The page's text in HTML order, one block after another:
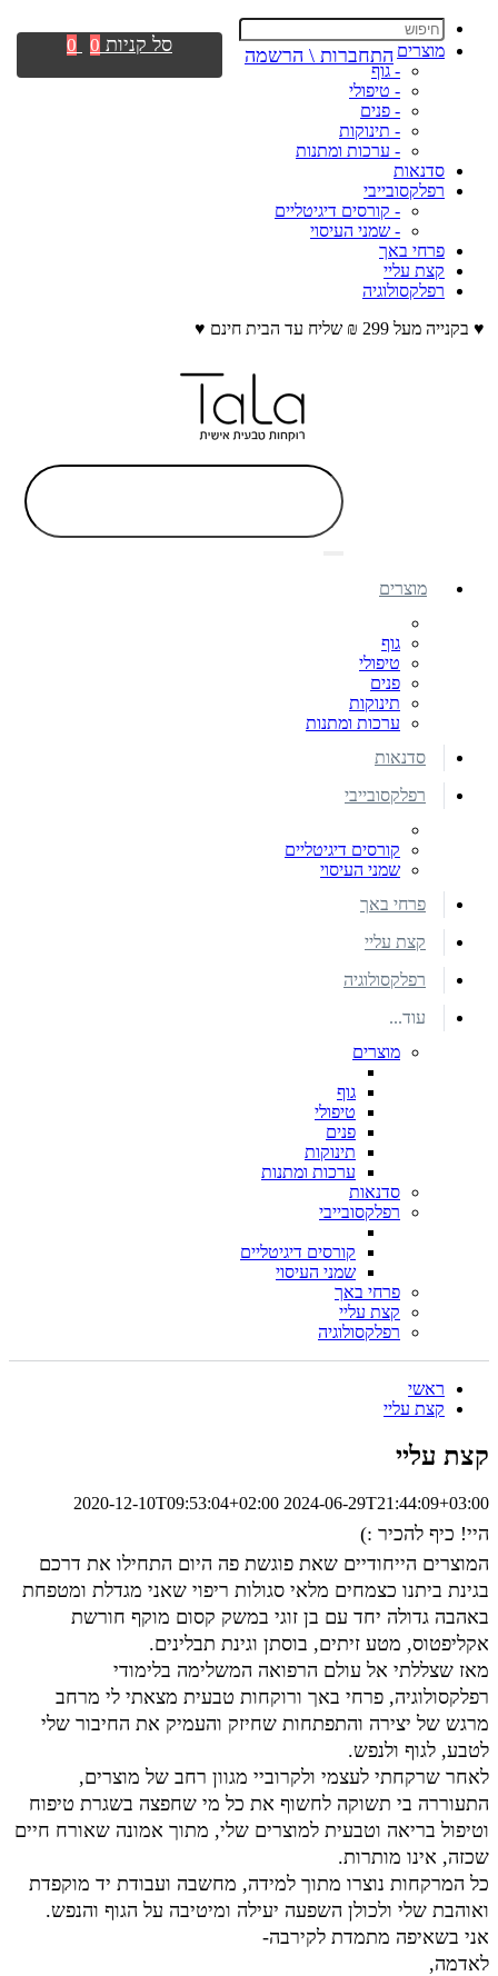
מוצרים
- גוף
- טיפולי
- פנים
- תינוקות
- ערכות ומתנות
סדנאות
רפלקסובייבי
- קורסים דיגיטליים
- שמני העיסוי
פרחי באך
קצת עליי
רפלקסולוגיה
♥ בקנייה מעל 299 ₪ שליח עד הבית חינם ♥
התחברות \ הרשמה סל קניות 0
0
מוצרים
גוף
טיפולי
פנים
תינוקות
ערכות ומתנות
סדנאות
רפלקסובייבי
קורסים דיגיטליים
שמני העיסוי
פרחי באך
קצת עליי
רפלקסולוגיה
עוד...
מוצרים
גוף
טיפולי
פנים
תינוקות
ערכות ומתנות
סדנאות
רפלקסובייבי
קורסים דיגיטליים
שמני העיסוי
פרחי באך
קצת עליי
רפלקסולוגיה
ראשי
קצת עליי
קצת עליי
2020-12-10T09:53:04+02:00 2024-06-29T21:44:09+03:00
היי! כיף להכיר :)
המוצרים הייחודיים שאת פוגשת פה היום התחילו את דרכם
בגינת ביתנו כצמחים מלאי סגולות ריפוי שאני מגדלת ומטפחת
באהבה גדולה יחד עם בן זוגי במשק קסום מוקף חורשת
אקליפטוס, מטע זיתים, בוסתן וגינת תבלינים.
מאז שצללתי אל עולם הרפואה המשלימה בלימודי
רפלקסולוגיה, פרחי באך ורוקחות טבעית מצאתי לי מרחב
מרגש של יצירה והתפתחות שחיזק והעמיק את החיבור שלי
לטבע, לגוף ולנפש.
לאחר שרקחתי לעצמי ולקרוביי מגוון רחב של מוצרים,
התעוררה בי תשוקה לחשוף את כל מי שחפצה בשגרת טיפוח
וטיפול בריאה וטבעית למוצרים שלי, מתוך אמונה שאורח חיים
שכזה, אינו מותרות.
כל המרקחות נוצרו מתוך למידה, מחשבה ועבודת יד מוקפדת
ואוהבת שלי ולכולן השפעה יעילה ומיטיבה על הגוף והנפש.
אני בשאיפה מתמדת לקירבה-
לאדמה,